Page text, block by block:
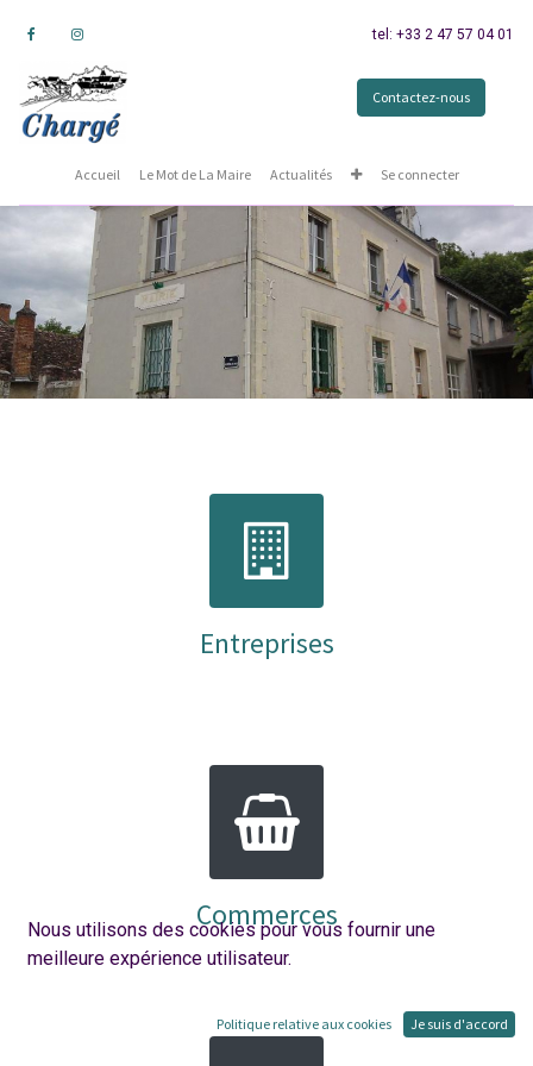
tel: +33 2 47 57 04 01
Contactez-nous
Accueil Le Mot de La Maire Actualités Se connecter
Entreprises
Commerces
Nous utilisons des cookies pour vous fournir une
meilleure expérience utilisateur.
Politique relative aux cookies Je suis d'accord